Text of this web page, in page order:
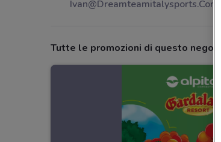
Ivan@Dreamteamitalysports.Com
Tutte le promozioni di questo negozio